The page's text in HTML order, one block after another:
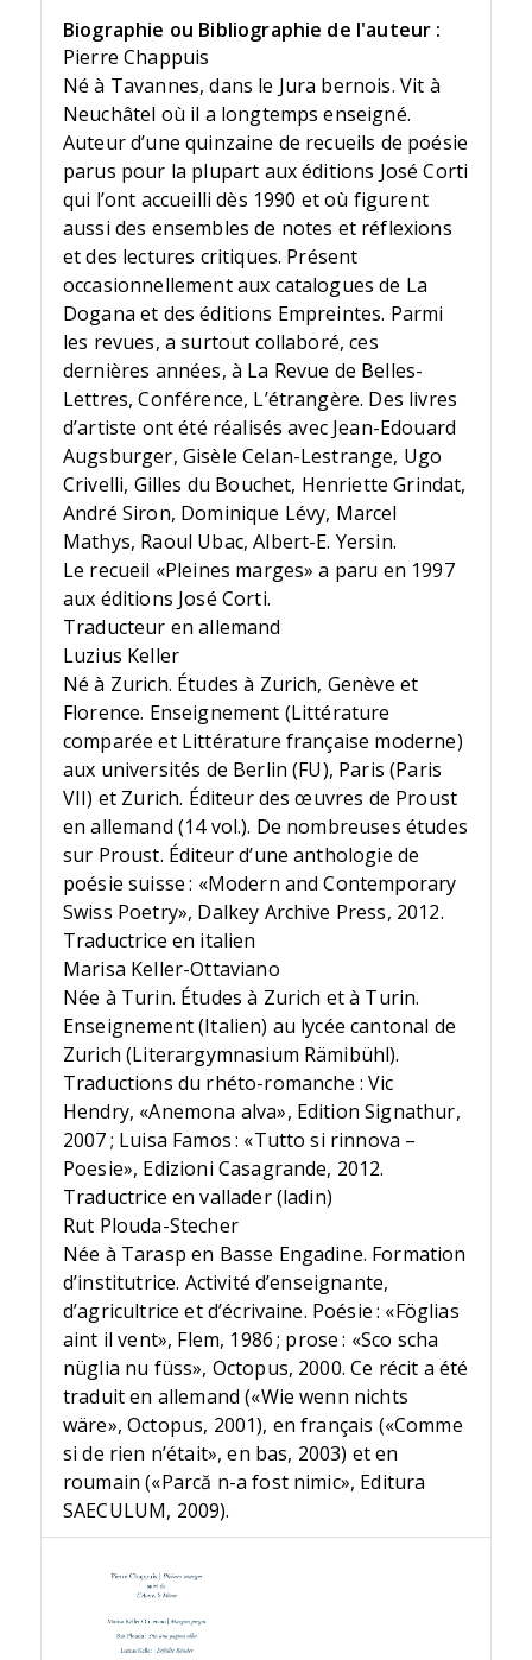
Biographie ou Bibliographie de l'auteur :
Pierre Chappuis
Né à Tavannes, dans le Jura bernois. Vit à
Neuchâtel où il a longtemps enseigné.
Auteur d’une quinzaine de recueils de poésie
parus pour la plupart aux éditions José Corti
qui l’ont accueilli dès 1990 et où figurent
aussi des ensembles de notes et réflexions
et des lectures critiques. Présent
occasionnellement aux catalogues de La
Dogana et des éditions Empreintes. Parmi
les revues, a surtout collaboré, ces
dernières années, à La Revue de Belles-
Lettres, Conférence, L’étrangère. Des livres
d’artiste ont été réalisés avec Jean-Edouard
Augsburger, Gisèle Celan-Lestrange, Ugo
Crivelli, Gilles du Bouchet, Henriette Grindat,
André Siron, Dominique Lévy, Marcel
Mathys, Raoul Ubac, Albert-E. Yersin.
Le recueil «Pleines marges» a paru en 1997
aux éditions José Corti.
Traducteur en allemand
Luzius Keller
Né à Zurich. Études à Zurich, Genève et
Florence. Enseignement (Littérature
comparée et Littérature française moderne)
aux universités de Berlin (FU), Paris (Paris
VII) et Zurich. Éditeur des œuvres de Proust
en allemand (14 vol.). De nombreuses études
sur Proust. Éditeur d’une anthologie de
poésie suisse : «Modern and Contemporary
Swiss Poetry», Dalkey Archive Press, 2012.
Traductrice en italien
Marisa Keller-Ottaviano
Née à Turin. Études à Zurich et à Turin.
Enseignement (Italien) au lycée cantonal de
Zurich (Literargymnasium Rämibühl).
Traductions du rhéto-romanche : Vic
Hendry, «Anemona alva», Edition Signathur,
2007 ; Luisa Famos : «Tutto si rinnova –
Poesie», Edizioni Casagrande, 2012.
Traductrice en vallader (ladin)
Rut Plouda-Stecher
Née à Tarasp en Basse Engadine. Formation
d’institutrice. Activité d’enseignante,
d’agricultrice et d’écrivaine. Poésie : «Föglias
aint il vent», Flem, 1986 ; prose : «Sco scha
nüglia nu füss», Octopus, 2000. Ce récit a été
traduit en allemand («Wie wenn nichts
wäre», Octopus, 2001), en français («Comme
si de rien n’était», en bas, 2003) et en
roumain («Parcă n-a fost nimic», Editura
SAECULUM, 2009).